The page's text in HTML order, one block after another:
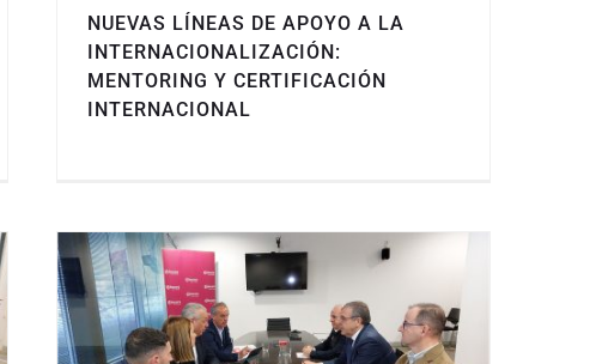
NUEVAS LÍNEAS DE APOYO A LA
INTERNACIONALIZACIÓN:
MENTORING Y CERTIFICACIÓN
INTERNACIONAL